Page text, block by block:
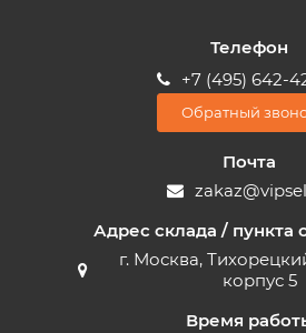
Телефон
+7 (495) 642-
Обратный
Почта
Адрес склада / пункта
г. Москва,
корпус 5
Время